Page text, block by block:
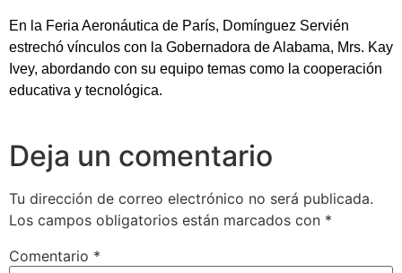
En la Feria Aeronáutica de París, Domínguez Servién
estrechó vínculos con la Gobernadora de Alabama, Mrs. Kay
Ivey, abordando con su equipo temas como la cooperación
educativa y tecnológica.
Deja un comentario
Tu dirección de correo electrónico no será publicada.
Los campos obligatorios están marcados con *
Comentario *